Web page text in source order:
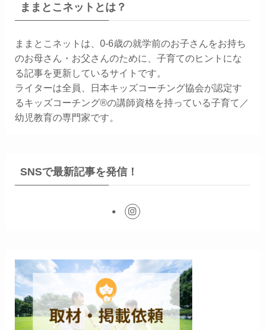
ままとこネットとは？
ままとこネットは、0-6歳の就学前のお子さんをお持ち
のお母さん・お父さんのために、子育てのヒントにな
る記事を更新しているサイトです。
ライターは全員、日本キッズコーチング協会が認定す
るキッズコーチング®の講師資格を持っている子育て／
幼児教育の専門家です。
SNSで最新記事を発信！